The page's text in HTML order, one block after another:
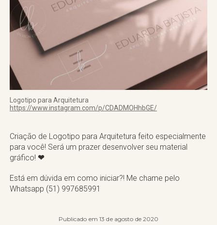
Logotipo para Arquitetura
https://www.instagram.com/p/CDADMOHhbGE/
Criação de Logotipo para Arquitetura feito especialmente
para você! Será um prazer desenvolver seu material
gráfico! ❤
Está em dúvida em como iniciar?! Me chame pelo
Whatsapp (51) 997685991
Publicado em 13 de agosto de 2020